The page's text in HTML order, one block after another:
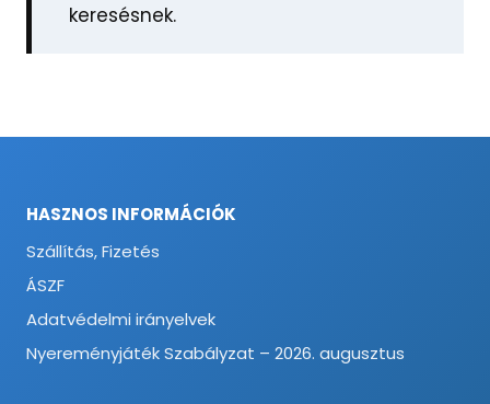
keresésnek.
HASZNOS INFORMÁCIÓK
Szállítás, Fizetés
ÁSZF
Adatvédelmi irányelvek
Nyereményjáték Szabályzat – 2026. augusztus